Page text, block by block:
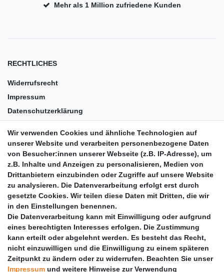
Mehr als 1 Million zufriedene Kunden
RECHTLICHES
Widerrufsrecht
Impressum
Datenschutzerklärung
Barrierefreiheit
Anleitungen
Vertrag widerrufen
PARTNER
DHL
GLS
PaketPLUS
Wir verwenden Cookies und ähnliche Technologien auf
unserer Website und verarbeiten personenbezogene Daten
von Besucher:innen unserer Webseite (z.B. IP-Adresse), um
z.B. Inhalte und Anzeigen zu personalisieren, Medien von
Drittanbietern einzubinden oder Zugriffe auf unsere Website
zu analysieren. Die Datenverarbeitung erfolgt erst durch
gesetzte Cookies. Wir teilen diese Daten mit Dritten, die wir
in den Einstellungen benennen.
Die Datenverarbeitung kann mit Einwilligung oder aufgrund
eines berechtigten Interesses erfolgen. Die Zustimmung
kann erteilt oder abgelehnt werden. Es besteht das Recht,
nicht einzuwilligen und die Einwilligung zu einem späteren
Zeitpunkt zu ändern oder zu widerrufen. Beachten Sie unser
Impressum und weitere Hinweise zur Verwendung